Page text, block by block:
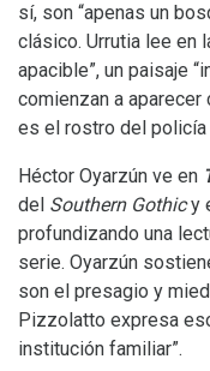
sí, son “apenas un
clásico. Urrutia lee en
apacible”, un paisaje
comienzan a aparecer
es el rostro del policía
Héctor Oyarzún ve en
del Southern Gothicy
profundizando una
serie. Oyarzún
son el presagio y
Pizzolatto expresa
institución familiar”.